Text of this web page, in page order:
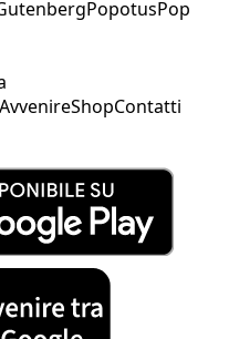
PopotusPop
ShopContatti